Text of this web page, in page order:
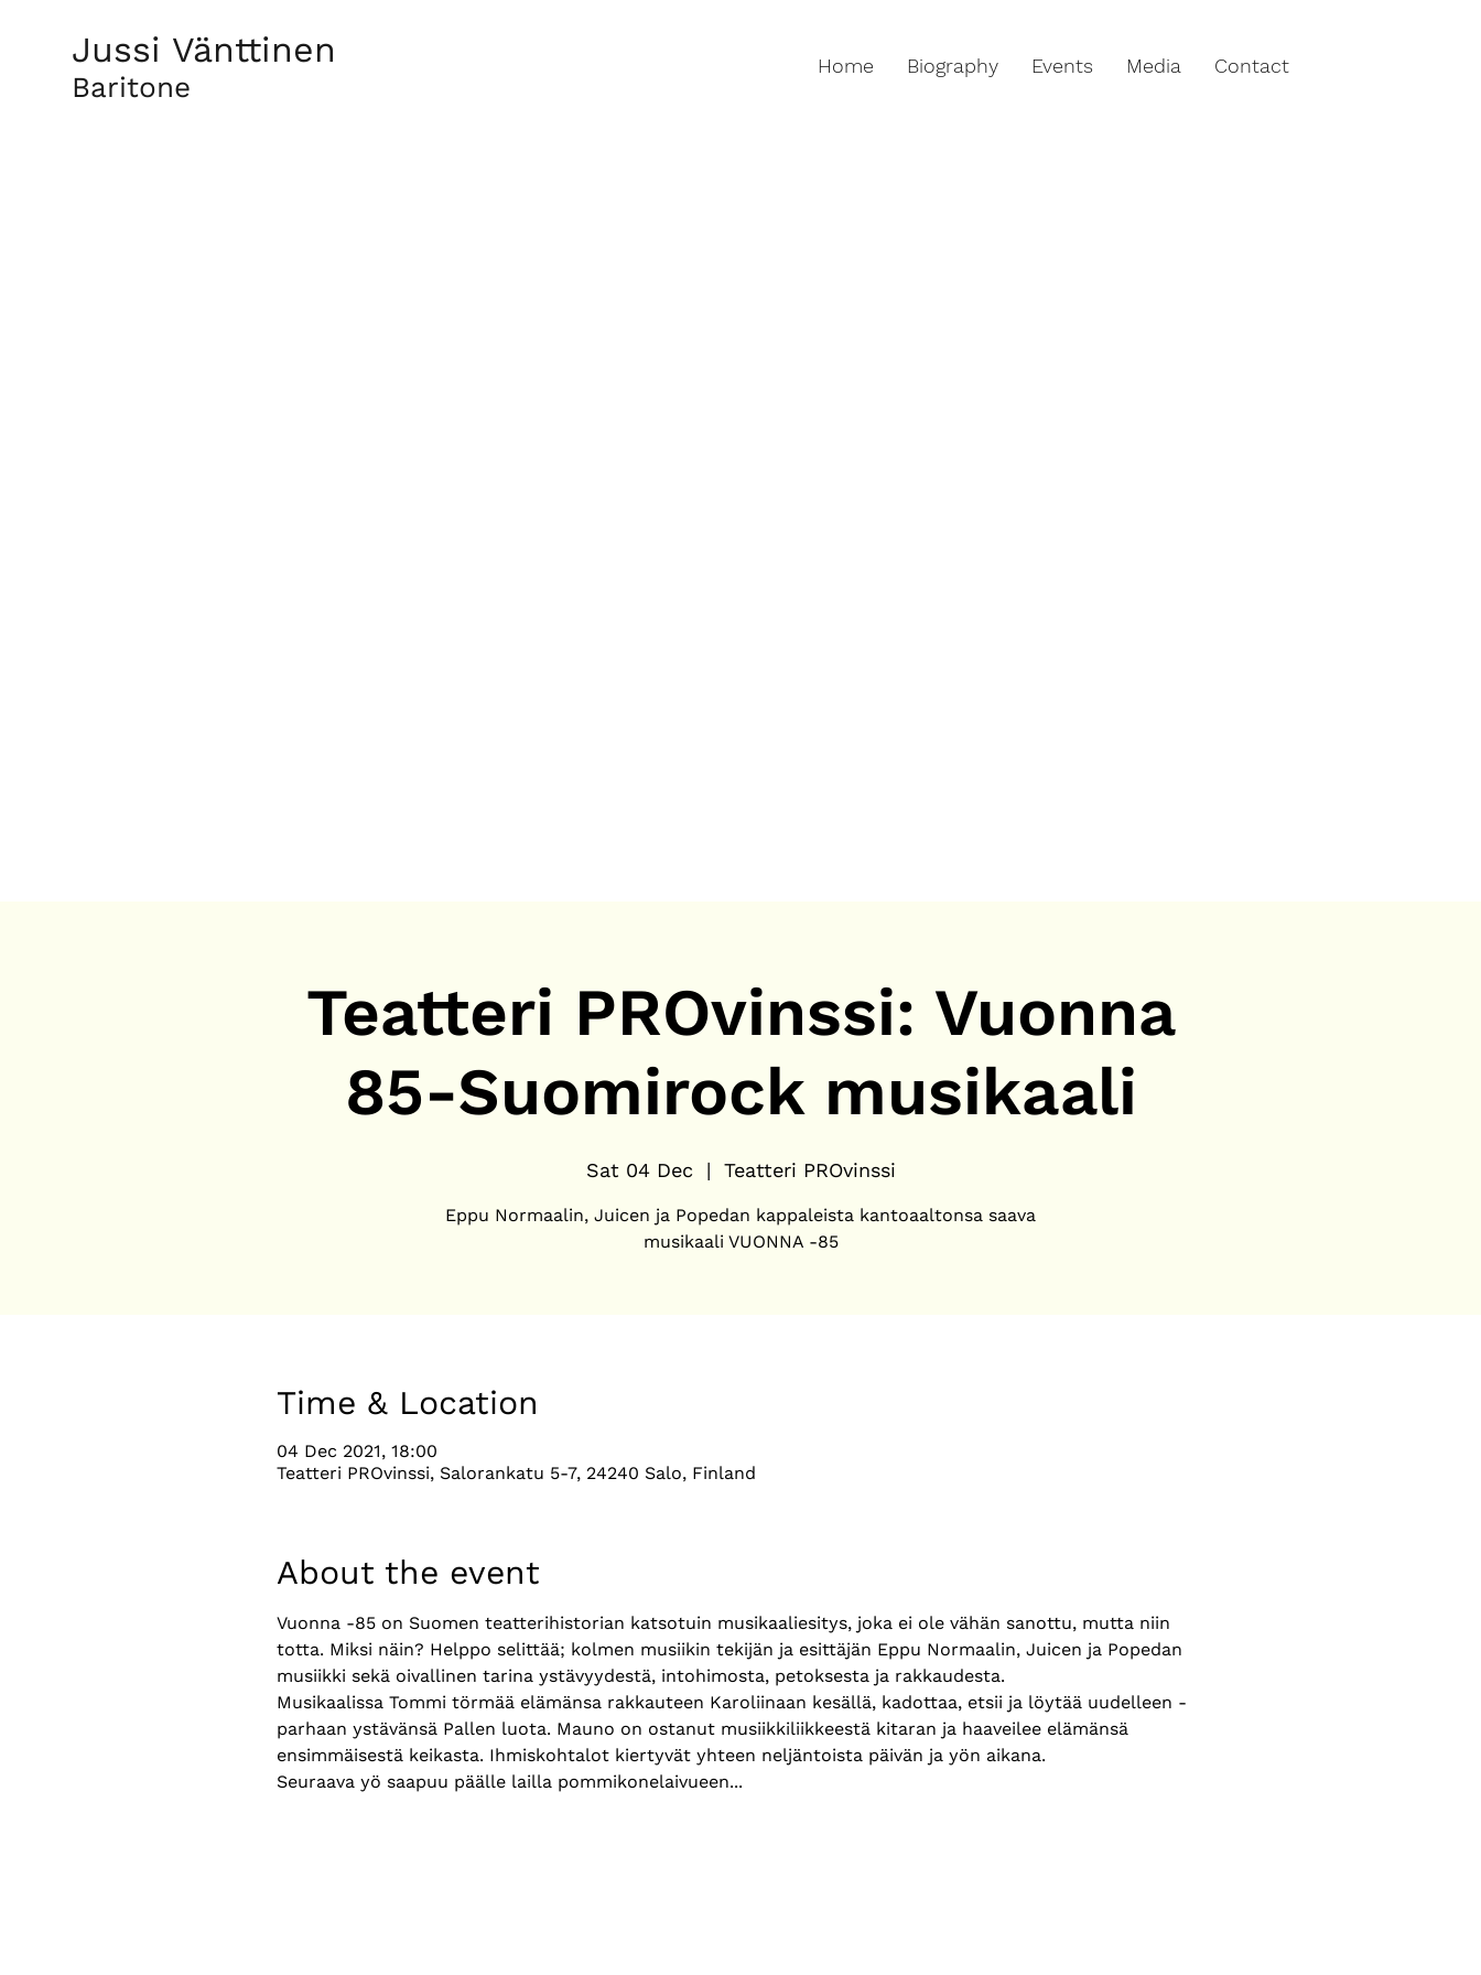
Jussi Vänttinen
Baritone
Home Biography Events Media Contact
Teatteri PROvinssi: Vuonna
85-Suomirock musikaali
Sat 04 Dec
  |
Teatteri PROvinssi
Eppu Normaalin, Juicen ja Popedan kappaleista kantoaaltonsa saava
musikaali VUONNA -85
Time & Location
04 Dec 2021, 18:00
Teatteri PROvinssi, Salorankatu 5-7, 24240 Salo, Finland
About the event
Vuonna -85 on Suomen teatterihistorian katsotuin musikaaliesitys, joka ei ole vähän sanottu, mutta niin
totta. Miksi näin? Helppo selittää; kolmen musiikin tekijän ja esittäjän Eppu Normaalin, Juicen ja Popedan
musiikki sekä oivallinen tarina ystävyydestä, intohimosta, petoksesta ja rakkaudesta.
Musikaalissa Tommi törmää elämänsa rakkauteen Karoliinaan kesällä, kadottaa, etsii ja löytää uudelleen -
parhaan ystävänsä Pallen luota. Mauno on ostanut musiikkiliikkeestä kitaran ja haaveilee elämänsä
ensimmäisestä keikasta. Ihmiskohtalot kiertyvät yhteen neljäntoista päivän ja yön aikana.
Seuraava yö saapuu päälle lailla pommikonelaivueen...